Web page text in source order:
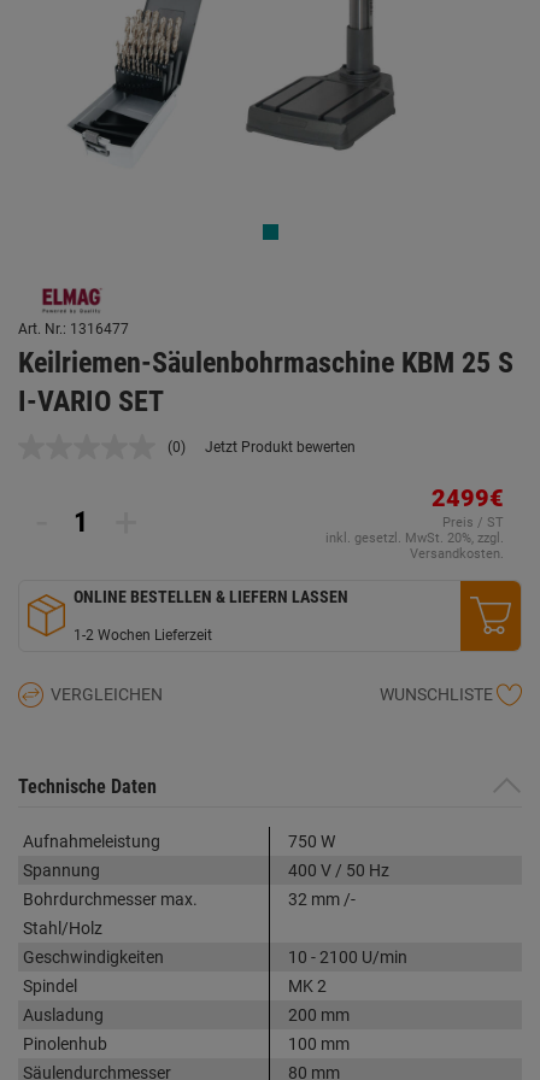
Art. Nr.: 1316477
Keilriemen-Säulenbohrmaschine KBM 25 S
I-VARIO SET
Kein
(0) Jetzt Produkt bewerten
2499€
Preis / ST
inkl. gesetzl. MwSt. 20%, zzgl.
Versandkosten.
ONLINE BESTELLEN & LIEFERN LASSEN
1-2 Wochen Lieferzeit
VERGLEICHEN WUNSCHLISTE
Technische Daten
Aufnahmeleistung
750 W
Spannung
400 V / 50 Hz
Bohrdurchmesser max.
Stahl/Holz
32 mm /-
Geschwindigkeiten
10 - 2100 U/min
Spindel
MK 2
Ausladung
200 mm
Pinolenhub
100 mm
Säulendurchmesser
80 mm